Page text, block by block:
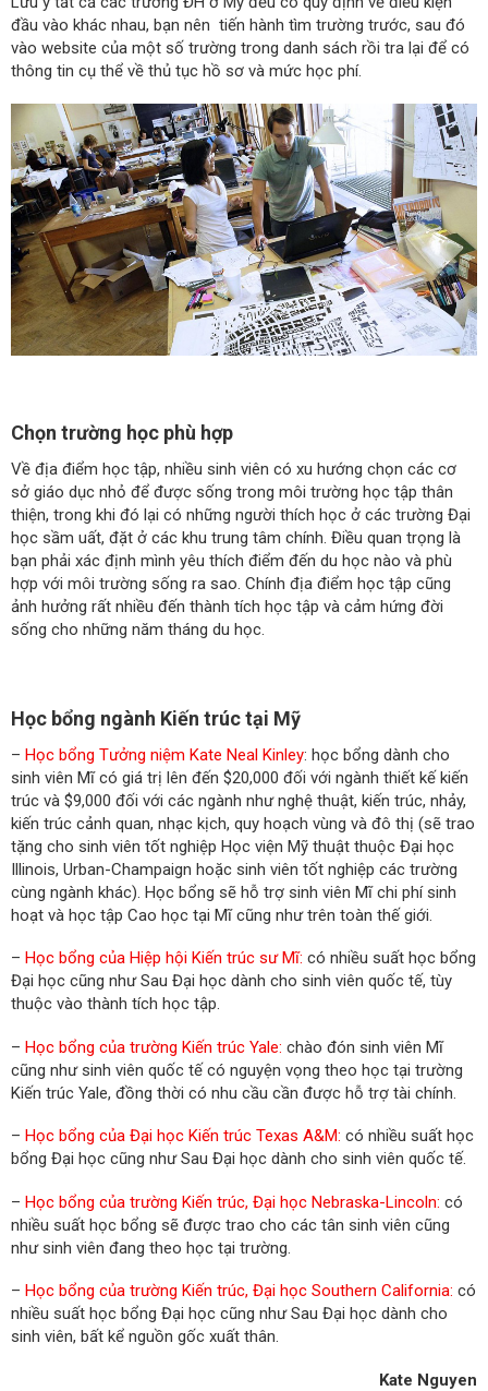
đầu vào khác nhau, bạn nên tiến hành tìm trường trước, sau đó
vào website của một số trường trong danh sách rồi tra lại để có
thông tin cụ thể về thủ tục hồ sơ và mức học phí.
Chọn trường học phù hợp
Về địa điểm học tập, nhiều sinh viên có xu hướng chọn các cơ
sở giáo dục nhỏ để được sống trong môi trường học tập thân
thiện, trong khi đó lại có những người thích học ở các trường Đại
học sầm uất, đặt ở các khu trung tâm chính. Điều quan trọng là
bạn phải xác định mình yêu thích điểm đến du học nào và phù
hợp với môi trường sống ra sao. Chính địa điểm học tập cũng
ảnh hưởng rất nhiều đến thành tích học tập và cảm hứng đời
sống cho những năm tháng du học.
Học bổng ngành Kiến trúc tại Mỹ
– Học bổng Tưởng niệm Kate Neal Kinley: học bổng dành cho
sinh viên Mĩ có giá trị lên đến $20,000 đối với ngành thiết kế kiến
trúc và $9,000 đối với các ngành như nghệ thuật, kiến trúc, nhảy,
kiến trúc cảnh quan, nhạc kịch, quy hoạch vùng và đô thị (sẽ trao
tặng cho sinh viên tốt nghiệp Học viện Mỹ thuật thuộc Đại học
Illinois, Urban-Champaign hoặc sinh viên tốt nghiệp các trường
cùng ngành khác). Học bổng sẽ hỗ trợ sinh viên Mĩ chi phí sinh
hoạt và học tập Cao học tại Mĩ cũng như trên toàn thế giới.
– Học bổng của Hiệp hội Kiến trúc sư Mĩ: có nhiều suất học bổng
Đại học cũng như Sau Đại học dành cho sinh viên quốc tế, tùy
thuộc vào thành tích học tập.
– Học bổng của trường Kiến trúc Yale: chào đón sinh viên Mĩ
cũng như sinh viên quốc tế có nguyện vọng theo học tại trường
Kiến trúc Yale, đồng thời có nhu cầu cần được hỗ trợ tài chính.
– Học bổng của Đại học Kiến trúc Texas A&M: có nhiều suất học
bổng Đại học cũng như Sau Đại học dành cho sinh viên quốc tế.
– Học bổng của trường Kiến trúc, Đại học Nebraska-Lincoln: có
nhiều suất học bổng sẽ được trao cho các tân sinh viên cũng
như sinh viên đang theo học tại trường.
– Học bổng của trường Kiến trúc, Đại học Southern California: có
nhiều suất học bổng Đại học cũng như Sau Đại học dành cho
sinh viên, bất kể nguồn gốc xuất thân.
Kate Nguyen